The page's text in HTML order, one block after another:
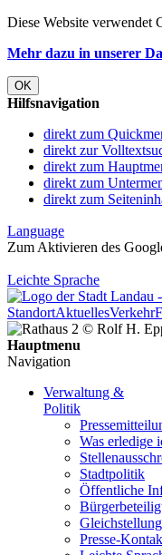
Diese Website verwendet
Mehr dazu in unserer
OK
Hilfsnavigation
direkt zum
direkt zur
direkt zum
direkt zum
direkt zum
Language
Zum Aktivieren des
Leichte Sprache
StandortAktuellesVerkehr
Hauptmenu
Navigation
Verwaltung &
Politik
Was erledige
Stadtpolitik
Öffentliche
Presse-